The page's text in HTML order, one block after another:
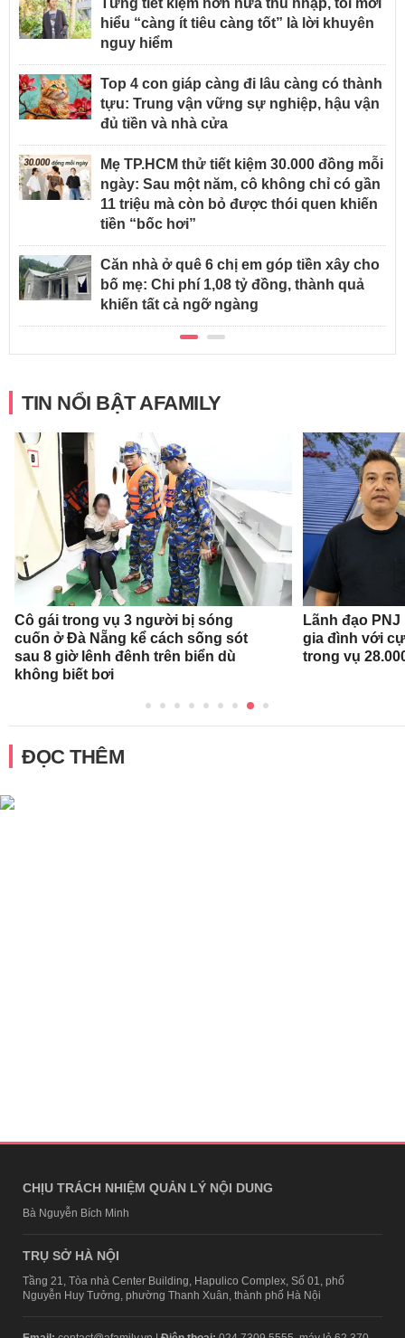
Từng tiết kiệm hơn nửa thu nhập, tôi mới
hiểu “càng ít tiêu càng tốt” là lời khuyên
nguy hiểm
Top 4 con giáp càng đi lâu càng có thành
tựu: Trung vận vững sự nghiệp, hậu vận
đủ tiền và nhà cửa
Mẹ TP.HCM thử tiết kiệm 30.000 đồng mỗi
ngày: Sau một năm, cô không chỉ có gần
11 triệu mà còn bỏ được thói quen khiến
tiền “bốc hơi”
Căn nhà ở quê 6 chị em góp tiền xây cho
bố mẹ: Chi phí 1,08 tỷ đồng, thành quả
khiến tất cả ngỡ ngàng
TIN NỔI BẬT AFAMILY
Cô gái trong vụ 3 người bị sóng
cuốn ở Đà Nẵng kể cách sống sót
sau 8 giờ lênh đênh trên biển dù
không biết bơi
Lãnh đạo
gia đình với
trong vụ
ĐỌC THÊM
CHỊU TRÁCH NHIỆM QUẢN LÝ NỘI DUNG
Bà Nguyễn Bích Minh
TRỤ SỞ HÀ NỘI
Tầng 21, Tòa nhà Center Building, Hapulico Complex, Số 01, phố
Nguyễn Huy Tưởng, phường Thanh Xuân, thành phố Hà Nội